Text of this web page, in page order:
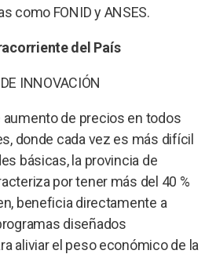
como FONID y ANSES.
del País
INNOVACIÓN
de precios en todos
donde cada vez es más difícil
básicas, la provincia de
por tener más del 40 %
beneficia directamente a
diseñados
aliviar el peso económico de la